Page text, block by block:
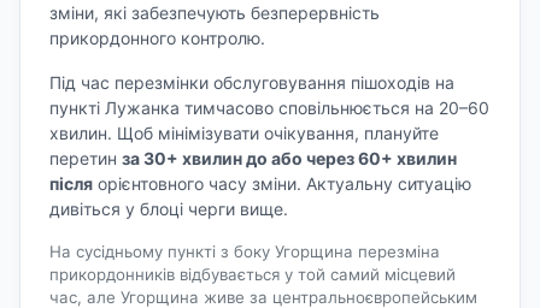
зміни, які забезпечують безперервність
прикордонного контролю.
Під час перезмінки обслуговування пішоходів на
пункті Лужанка тимчасово сповільнюється на 20–60
хвилин. Щоб мінімізувати очікування, плануйте
перетин за 30+ хвилин до або через 60+ хвилин
після орієнтовного часу зміни. Актуальну ситуацію
дивіться у блоці черги вище.
На сусідньому пункті з боку Угорщина перезміна
прикордонників відбувається у той самий місцевий
час, але Угорщина живе за центральноєвропейським